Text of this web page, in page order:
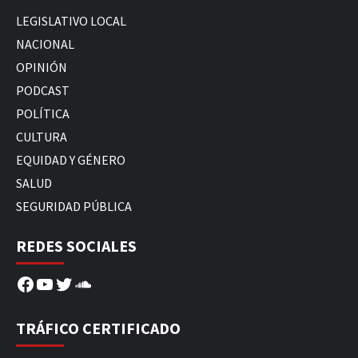
LEGISLATIVO LOCAL
NACIONAL
OPINIÓN
PODCAST
POLÍTICA
CULTURA
EQUIDAD Y GÉNERO
SALUD
SEGURIDAD PÚBLICA
REDES SOCIALES
Facebook
YouTube
Twitter
SoundCloud
TRÁFICO CERTIFICADO